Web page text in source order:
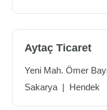
Aytaç Ticaret
Yeni Mah. Ömer
Sakarya | Hendek